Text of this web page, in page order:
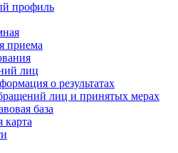
профиль
приема
лиц
о результатах
лиц и принятых мерах
база
карта